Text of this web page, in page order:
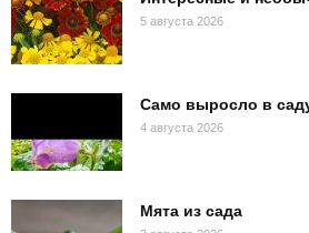
5 августа 2026
Само выросло в
4 августа 2026
Мята из сада